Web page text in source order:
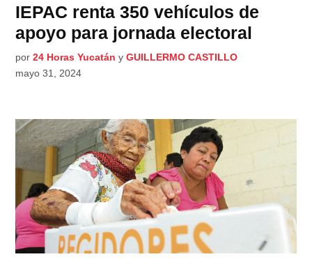
IEPAC renta 350 vehículos de
apoyo para jornada electoral
por 24 Horas Yucatán yGUILLERMO CASTILLO
mayo 31, 2024